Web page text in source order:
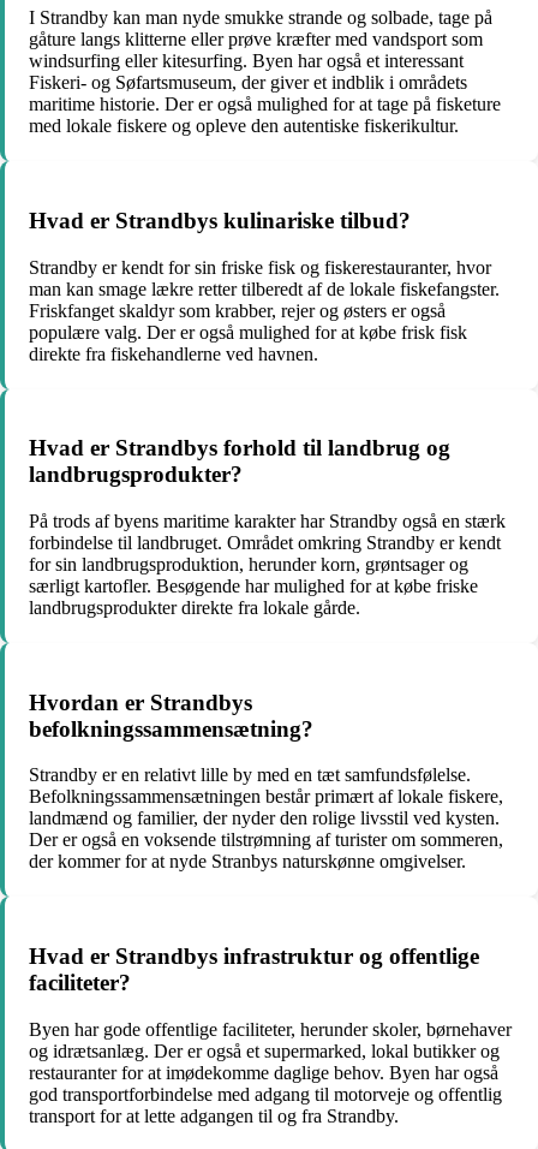
I Strandby kan man nyde smukke strande og solbade, tage på
gåture langs klitterne eller prøve kræfter med vandsport som
windsurfing eller kitesurfing. Byen har også et interessant
Fiskeri- og Søfartsmuseum, der giver et indblik i områdets
maritime historie. Der er også mulighed for at tage på fisketure
med lokale fiskere og opleve den autentiske fiskerikultur.
Hvad er Strandbys kulinariske tilbud?
Strandby er kendt for sin friske fisk og fiskerestauranter, hvor
man kan smage lækre retter tilberedt af de lokale fiskefangster.
Friskfanget skaldyr som krabber, rejer og østers er også
populære valg. Der er også mulighed for at købe frisk fisk
direkte fra fiskehandlerne ved havnen.
Hvad er Strandbys forhold til landbrug og
landbrugsprodukter?
På trods af byens maritime karakter har Strandby også en stærk
forbindelse til landbruget. Området omkring Strandby er kendt
for sin landbrugsproduktion, herunder korn, grøntsager og
særligt kartofler. Besøgende har mulighed for at købe friske
landbrugsprodukter direkte fra lokale gårde.
Hvordan er Strandbys
befolkningssammensætning?
Strandby er en relativt lille by med en tæt samfundsfølelse.
Befolkningssammensætningen består primært af lokale fiskere,
landmænd og familier, der nyder den rolige livsstil ved kysten.
Der er også en voksende tilstrømning af turister om sommeren,
der kommer for at nyde Stranbys naturskønne omgivelser.
Hvad er Strandbys infrastruktur og offentlige
faciliteter?
Byen har gode offentlige faciliteter, herunder skoler, børnehaver
og idrætsanlæg. Der er også et supermarked, lokal butikker og
restauranter for at imødekomme daglige behov. Byen har også
god transportforbindelse med adgang til motorveje og offentlig
transport for at lette adgangen til og fra Strandby.